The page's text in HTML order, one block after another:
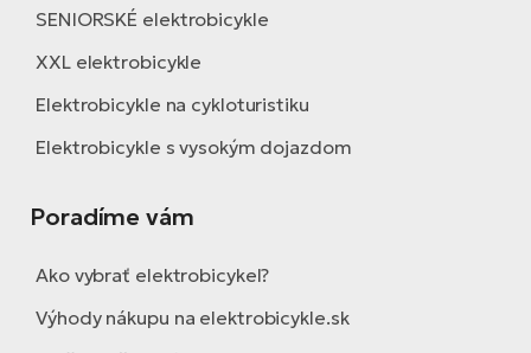
SENIORSKÉ elektrobicykle
XXL elektrobicykle
Elektrobicykle na cykloturistiku
Elektrobicykle s vysokým dojazdom
Poradíme vám
Ako vybrať elektrobicykel?
Výhody nákupu na elektrobicykle.sk